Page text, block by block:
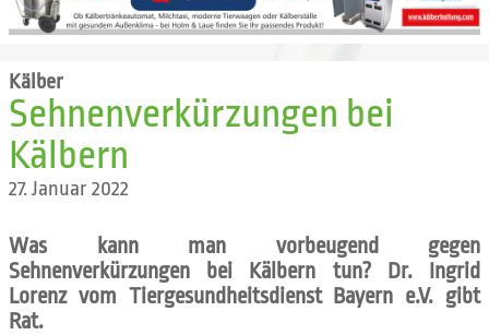
Kälber
Sehnenverkürzungen bei
Kälbern
27. Januar 2022
Was kann man vorbeugend gegen
Sehnenverkürzungen bei Kälbern tun? Dr. Ingrid
Lorenz vom Tiergesundheitsdienst Bayern e.V. gibt
Rat.